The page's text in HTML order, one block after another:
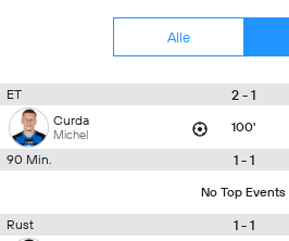
Alle
ET 2 - 1
Curda
Michel 100'
90 Min. 1 - 1
No Top Events
Rust 1 - 1